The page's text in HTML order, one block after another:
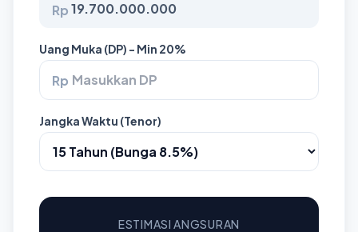
Rp
Uang Muka (DP) - Min 20%
Rp
Jangka Waktu (Tenor)
ESTIMASI ANGSURAN